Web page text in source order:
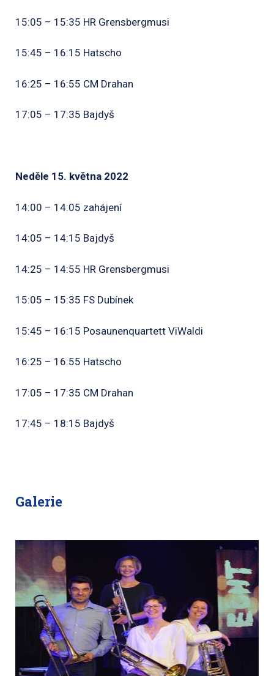
15:05 – 15:35 HR Grensbergmusi
15:45 – 16:15 Hatscho
16:25 – 16:55 CM Drahan
17:05 – 17:35 Bajdyš
Neděle 15. května 2022
14:00 – 14:05 zahájení
14:05 – 14:15 Bajdyš
14:25 – 14:55 HR Grensbergmusi
15:05 – 15:35 FS Dubínek
15:45 – 16:15 Posaunenquartett ViWaldi
16:25 – 16:55 Hatscho
17:05 – 17:35 CM Drahan
17:45 – 18:15 Bajdyš
Galerie